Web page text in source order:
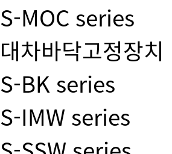
S-MOC series
대차바닥고정장치
S-BK series
S-IMW series